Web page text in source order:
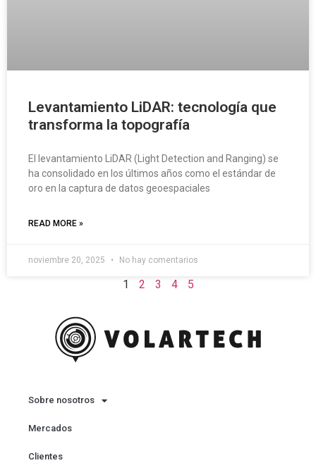
Levantamiento LiDAR: tecnología que
transforma la topografía
El levantamiento LiDAR (Light Detection and Ranging) se
ha consolidado en los últimos años como el estándar de
oro en la captura de datos geoespaciales
READ MORE »
noviembre 20, 2025 No hay comentarios
1 2 3 4 5
Sobre nosotros
Mercados
Clientes